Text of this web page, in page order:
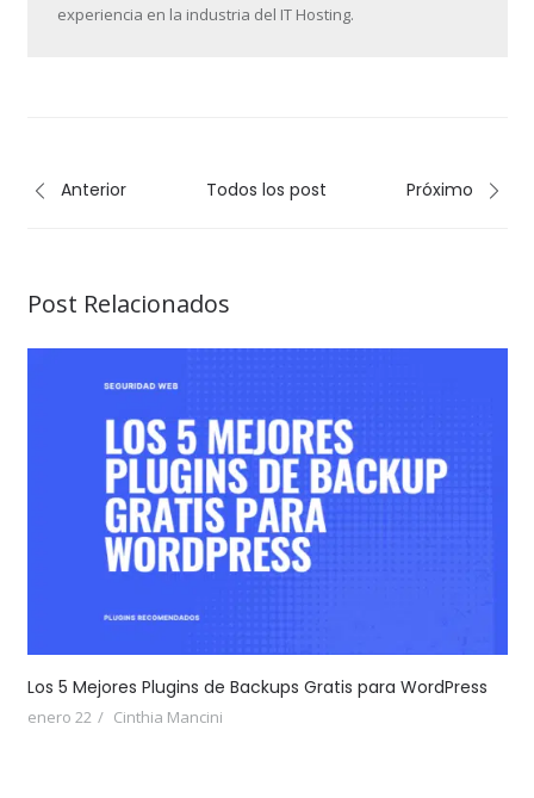
experiencia en la industria del IT Hosting.
Anterior Todos los post Próximo
Post Relacionados
Los 5 Mejores Plugins de Backups Gratis para WordPress
enero 22 Cinthia Mancini